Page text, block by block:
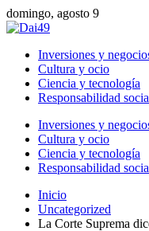
domingo, agosto 9
Inversiones y
Cultura y ocio
Ciencia y tecnología
Responsabilidad
Inversiones y
Cultura y ocio
Ciencia y tecnología
Responsabilidad
Inicio
Uncategorized
La Corte Suprema